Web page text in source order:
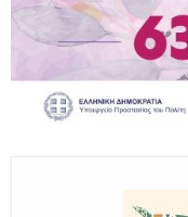
Καλούμε Άμεσα
και